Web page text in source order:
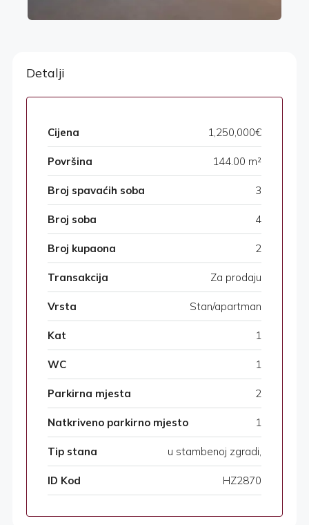
Detalji
Cijena 1,250,000€
Površina 144.00 m²
Broj spavaćih soba 3
Broj soba 4
Broj kupaona 2
Transakcija Za prodaju
Vrsta Stan/apartman
Kat 1
WC 1
Parkirna mjesta 2
Natkriveno parkirno mjesto 1
Tip stana u stambenoj zgradi,
ID Kod HZ2870